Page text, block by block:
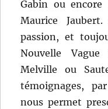
Gabin ou
Maurice
passion, et
Nouvelle
Melville ou
témoignages,
nous permet